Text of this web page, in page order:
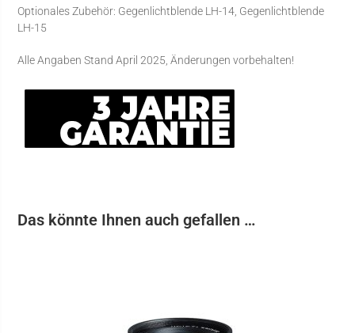
Optionales Zubehör: Gegenlichtblende LH-14, Gegenlichtblende
LH-15
Alle Angaben Stand April 2025, Änderungen vorbehalten!
Das könnte Ihnen auch gefallen …